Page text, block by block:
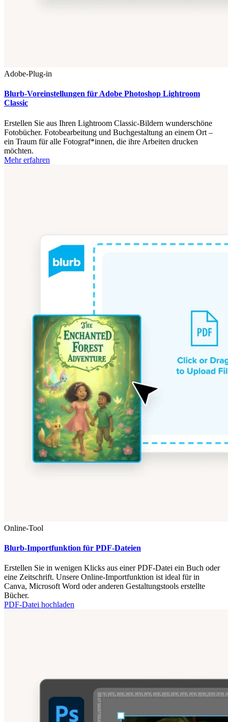
Adobe-Plug-in
Blurb-Voreinstellungen für Adobe Photoshop Lightroom
Classic
Erstellen Sie aus Ihren Lightroom Classic-Bildern wunderschöne
Fotobücher. Fotobearbeitung und Buchgestaltung an einem Ort –
ein Traum für alle Fotograf*innen, die ihre Arbeiten drucken
möchten.
Mehr erfahren
Online-Tool
Blurb-Importfunktion für PDF-Dateien
Erstellen Sie in wenigen Klicks aus einer PDF-Datei ein Buch oder
eine Zeitschrift. Unsere Online-Importfunktion ist ideal für in
Canva, Microsoft Word oder anderen Gestaltungstools erstellte
Bücher.
PDF-Datei hochladen